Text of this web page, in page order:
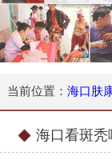
当前位置： 海口肤
海口看斑秃